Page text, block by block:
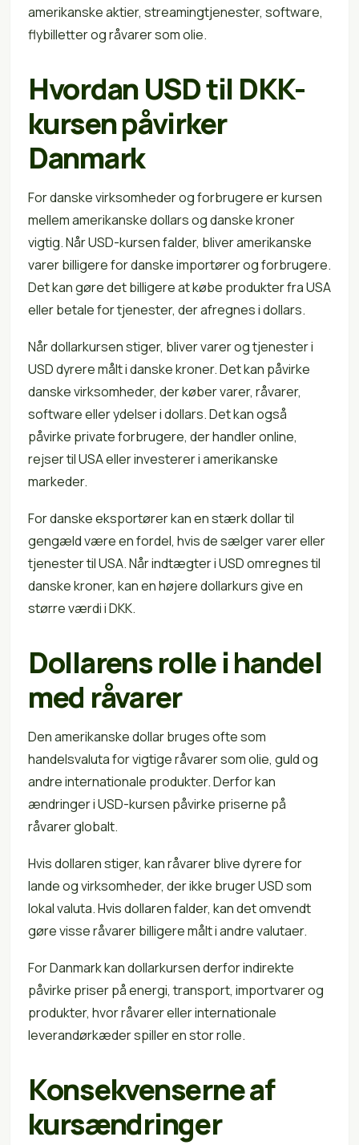
amerikanske aktier, streamingtjenester, software,
flybilletter og råvarer som olie.
Hvordan USD til DKK-
kursen påvirker
Danmark
For danske virksomheder og forbrugere er kursen
mellem amerikanske dollars og danske kroner
vigtig. Når USD-kursen falder, bliver amerikanske
varer billigere for danske importører og forbrugere.
Det kan gøre det billigere at købe produkter fra USA
eller betale for tjenester, der afregnes i dollars.
Når dollarkursen stiger, bliver varer og tjenester i
USD dyrere målt i danske kroner. Det kan påvirke
danske virksomheder, der køber varer, råvarer,
software eller ydelser i dollars. Det kan også
påvirke private forbrugere, der handler online,
rejser til USA eller investerer i amerikanske
markeder.
For danske eksportører kan en stærk dollar til
gengæld være en fordel, hvis de sælger varer eller
tjenester til USA. Når indtægter i USD omregnes til
danske kroner, kan en højere dollarkurs give en
større værdi i DKK.
Dollarens rolle i handel
med råvarer
Den amerikanske dollar bruges ofte som
handelsvaluta for vigtige råvarer som olie, guld og
andre internationale produkter. Derfor kan
ændringer i USD-kursen påvirke priserne på
råvarer globalt.
Hvis dollaren stiger, kan råvarer blive dyrere for
lande og virksomheder, der ikke bruger USD som
lokal valuta. Hvis dollaren falder, kan det omvendt
gøre visse råvarer billigere målt i andre valutaer.
For Danmark kan dollarkursen derfor indirekte
påvirke priser på energi, transport, importvarer og
produkter, hvor råvarer eller internationale
leverandørkæder spiller en stor rolle.
Konsekvenserne af
kursændringer